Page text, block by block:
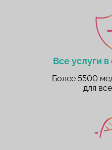
Все услуги
Более 5500
для